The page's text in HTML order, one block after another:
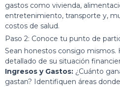
gastos como vivienda,
entretenimiento, transporte y,
costos de salud.
Paso 2: Conoce tu punto de
Sean honestos consigo mismos.
detallado de su situación
Ingresos y Gastos: ¿Cuánto
gastan? Identifiquen áreas